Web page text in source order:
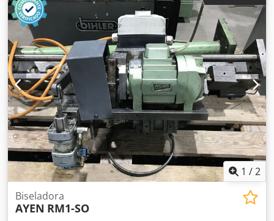
1 /2
Biseladora
AYEN RM1-SO